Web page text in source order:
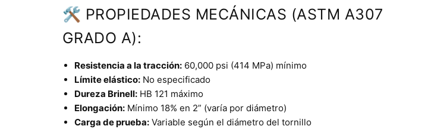
🛠 PROPIEDADES MECÁNICAS (ASTM A307
GRADO A):
Resistencia a la tracción:60,000 psi (414 MPa) mínimo
Límite elástico:No especificado
Dureza Brinell:HB 121 máximo
Elongación:Mínimo 18% en 2” (varía por diámetro)
Carga de prueba:Variable según el diámetro del tornillo